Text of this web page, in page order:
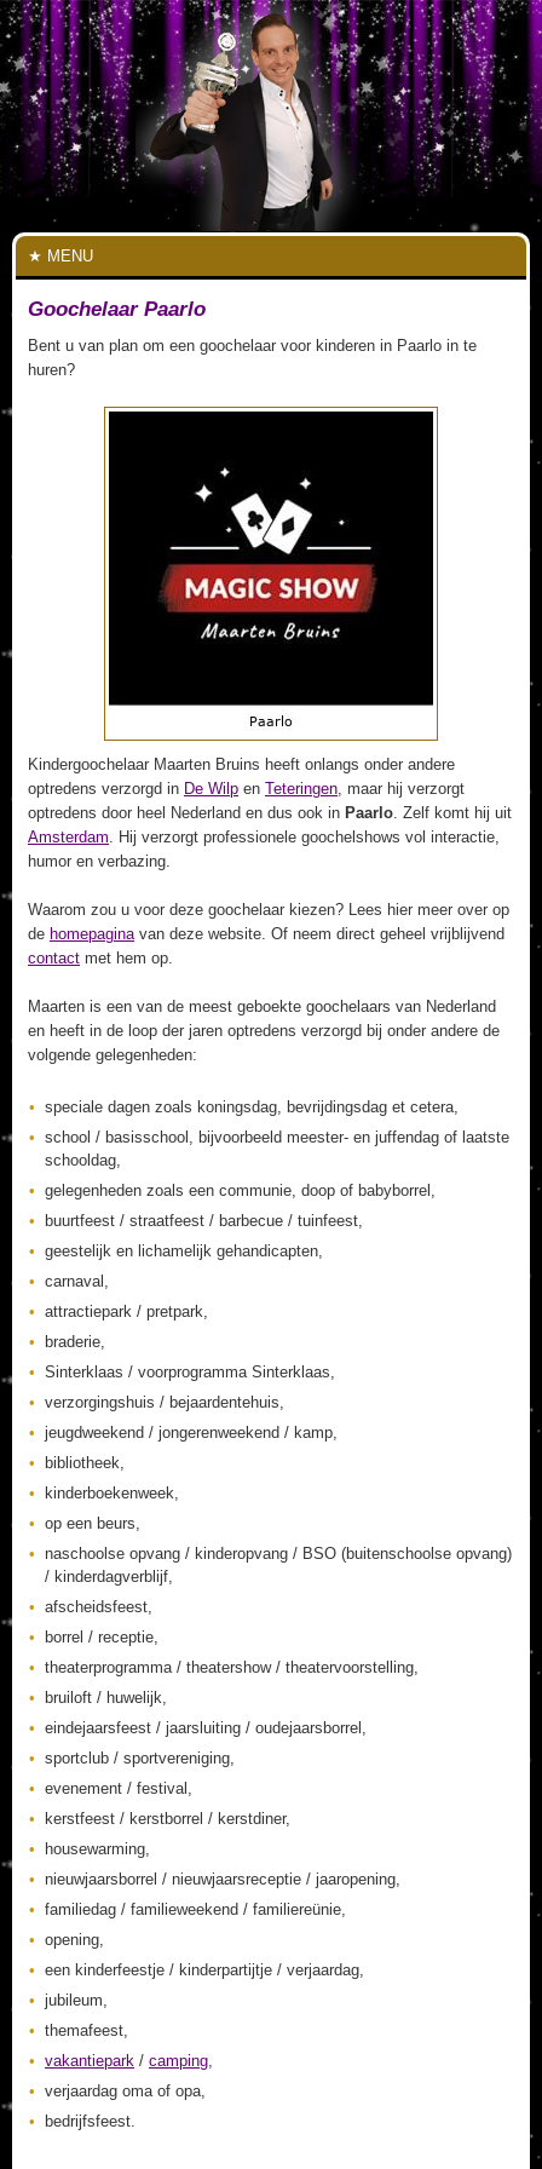
MENU
Goochelaar Paarlo
Bent u van plan om een goochelaar voor kinderen in Paarlo in te
huren?
Kindergoochelaar Maarten Bruins heeft onlangs onder andere
optredens verzorgd in De Wilp en Teteringen, maar hij verzorgt
optredens door heel Nederland en dus ook in Paarlo. Zelf komt hij uit
Amsterdam. Hij verzorgt professionele goochelshows vol interactie,
humor en verbazing.
Waarom zou u voor deze goochelaar kiezen? Lees hier meer over op
de homepaginavan deze website. Of neem direct geheel vrijblijvend
contact met hem op.
Maarten is een van de meest geboekte goochelaars van Nederland
en heeft in de loop der jaren optredens verzorgd bij onder andere de
volgende gelegenheden:
speciale dagen zoals koningsdag, bevrijdingsdag et cetera,
school / basisschool, bijvoorbeeld meester- en juffendag of laatste
schooldag,
gelegenheden zoals een communie, doop of babyborrel,
buurtfeest / straatfeest / barbecue / tuinfeest,
geestelijk en lichamelijk gehandicapten,
carnaval,
attractiepark / pretpark,
braderie,
Sinterklaas / voorprogramma Sinterklaas,
verzorgingshuis / bejaardentehuis,
jeugdweekend / jongerenweekend / kamp,
bibliotheek,
kinderboekenweek,
op een beurs,
naschoolse opvang / kinderopvang / BSO (buitenschoolse opvang)
/ kinderdagverblijf,
afscheidsfeest,
borrel / receptie,
theaterprogramma / theatershow / theatervoorstelling,
bruiloft / huwelijk,
eindejaarsfeest / jaarsluiting / oudejaarsborrel,
sportclub / sportvereniging,
evenement / festival,
kerstfeest / kerstborrel / kerstdiner,
housewarming,
nieuwjaarsborrel / nieuwjaarsreceptie / jaaropening,
familiedag / familieweekend / familiereünie,
opening,
een kinderfeestje / kinderpartijtje / verjaardag,
jubileum,
themafeest,
vakantiepark / camping,
verjaardag oma of opa,
bedrijfsfeest.